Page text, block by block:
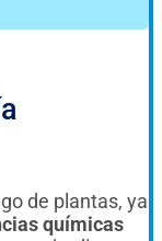
de plantas, ya
químicas